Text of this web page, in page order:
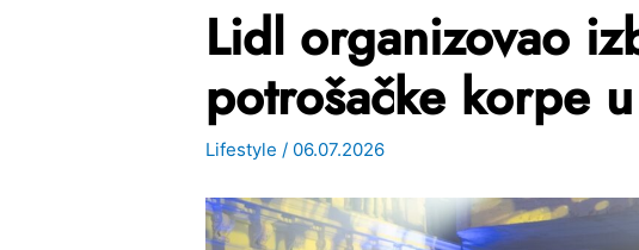
Lidl organizovao
potrošačke korpe
Lifestyle / 06.07.2026